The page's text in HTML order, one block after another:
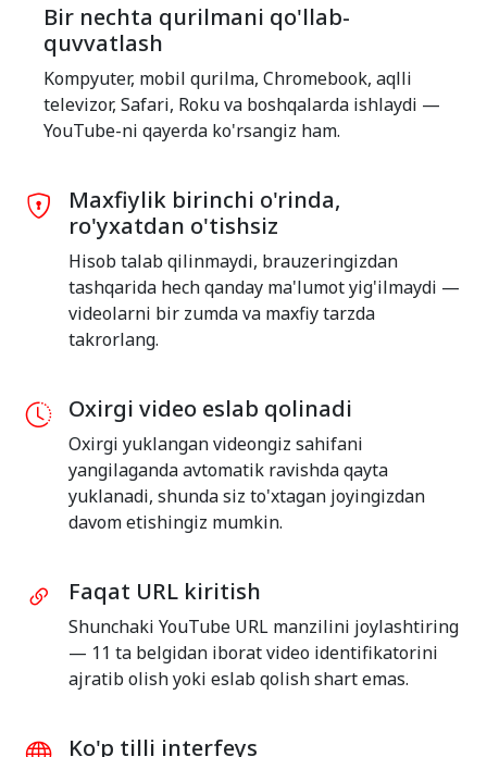
Bir nechta qurilmani qo'llab-
quvvatlash
Kompyuter, mobil qurilma, Chromebook, aqlli
televizor, Safari, Roku va boshqalarda ishlaydi —
YouTube-ni qayerda ko'rsangiz ham.
Maxfiylik birinchi o'rinda,
ro'yxatdan o'tishsiz
Hisob talab qilinmaydi, brauzeringizdan
tashqarida hech qanday ma'lumot yig'ilmaydi —
videolarni bir zumda va maxfiy tarzda
takrorlang.
Oxirgi video eslab qolinadi
Oxirgi yuklangan videongiz sahifani
yangilaganda avtomatik ravishda qayta
yuklanadi, shunda siz to'xtagan joyingizdan
davom etishingiz mumkin.
Faqat URL kiritish
Shunchaki YouTube URL manzilini joylashtiring
— 11 ta belgidan iborat video identifikatorini
ajratib olish yoki eslab qolish shart emas.
Ko'p tilli interfeys